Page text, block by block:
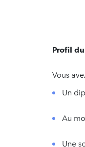
Profil
Vous
Un
Au
Une